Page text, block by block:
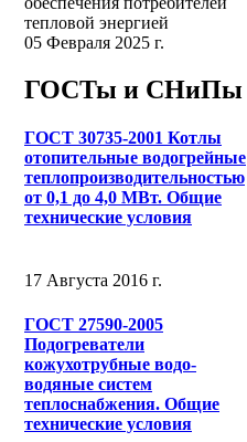
тепловой энергией
05 Февраля 2025 г.
ГОСТы и СНиПы
ГОСТ 30735-2001 Котлы
отопительные водогрейные
теплопроизводительностью
от 0,1 до 4,0 МВт. Общие
технические условия
17 Августа 2016 г.
ГОСТ 27590-2005
Подогреватели
кожухотрубные водо-
водяные систем
теплоснабжения. Общие
технические условия